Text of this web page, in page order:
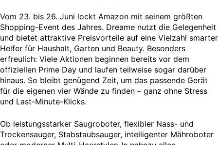
Vom 23. bis 26. Juni lockt Amazon mit seinem größten
Shopping-Event des Jahres. Dreame nutzt die Gelegenheit
und bietet attraktive Preisvorteile auf eine Vielzahl smarter
Helfer für Haushalt, Garten und Beauty. Besonders
erfreulich: Viele Aktionen beginnen bereits vor dem
offiziellen Prime Day und laufen teilweise sogar darüber
hinaus. So bleibt genügend Zeit, um das passende Gerät
für die eigenen vier Wände zu finden – ganz ohne Stress
und Last-Minute-Klicks.
Ob leistungsstarker Saugroboter, flexibler Nass- und
Trockensauger, Stabstaubsauger, intelligenter Mähroboter